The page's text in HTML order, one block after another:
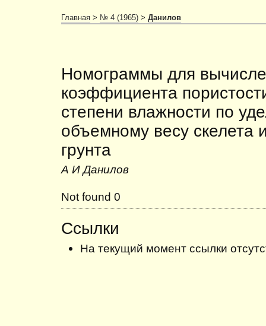
Главная > № 4 (1965) > Данилов
Номограммы для
коэффициента
степени влажности по
объемному весу скелета
грунта
А И Данилов
Not found 0
Ссылки
На текущий момент ссылки